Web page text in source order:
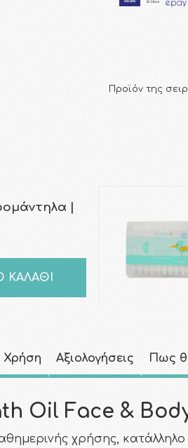
Προϊόν της
|
ΚΑΛΑΘΙ
Χρήση Αξιολογήσεις Πως
Oil Face &
χρήσης,